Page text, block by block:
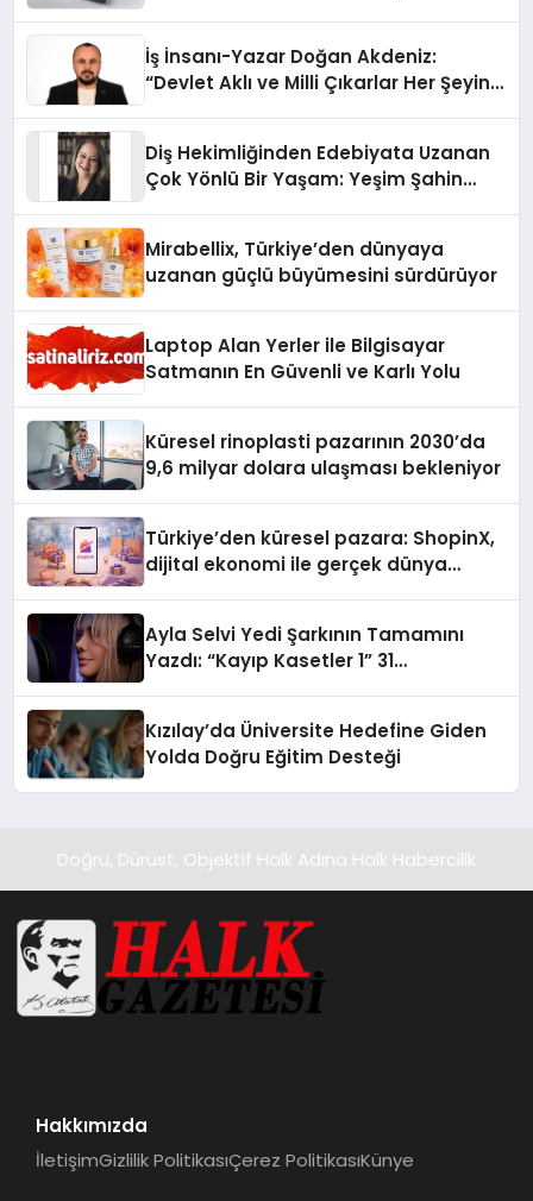
İş İnsanı-Yazar Doğan Akdeniz:
“Devlet Aklı ve Milli Çıkarlar Her Şeyin
Diş Hekimliğinden Edebiyata Uzanan
Çok Yönlü Bir Yaşam: Yeşim Şahin
Mirabellix, Türkiye’den dünyaya
uzanan güçlü büyümesini sürdürüyor
Laptop Alan Yerler ile Bilgisayar
Satmanın En Güvenli ve Karlı Yolu
Küresel rinoplasti pazarının 2030’da
9,6 milyar dolara ulaşması bekleniyor
Türkiye’den küresel pazara: ShopinX,
dijital ekonomi ile gerçek dünya
Ayla Selvi Yedi Şarkının Tamamını
Yazdı: “Kayıp Kasetler 1” 31
Kızılay’da Üniversite Hedefine Giden
Yolda Doğru Eğitim Desteği
Doğru, Dürüst, Objektif Halk Adına Halk Habercilik
Hakkımızda
İletişimGizlilik PolitikasıÇerez PolitikasıKünye